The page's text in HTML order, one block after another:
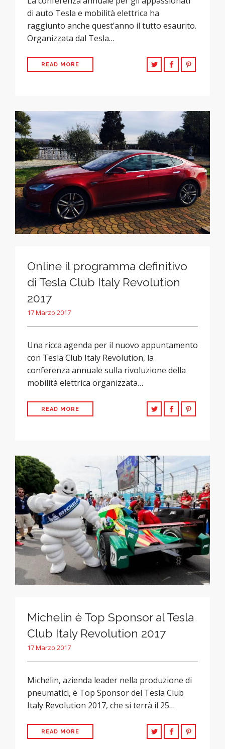
di auto Tesla e mobilità elettrica ha
raggiunto anche quest’anno il tutto esaurito.
Organizzata dal Tesla…
READ MORE
Online il programma definitivo
di Tesla Club Italy Revolution
2017
17 Marzo 2017
Una ricca agenda per il nuovo appuntamento
con Tesla Club Italy Revolution, la
conferenza annuale sulla rivoluzione della
mobilità elettrica organizzata…
READ MORE
Michelin è Top Sponsor al Tesla
Club Italy Revolution 2017
17 Marzo 2017
Michelin, azienda leader nella produzione di
pneumatici, è Top Sponsor del Tesla Club
Italy Revolution 2017, che si terrà il 25…
READ MORE